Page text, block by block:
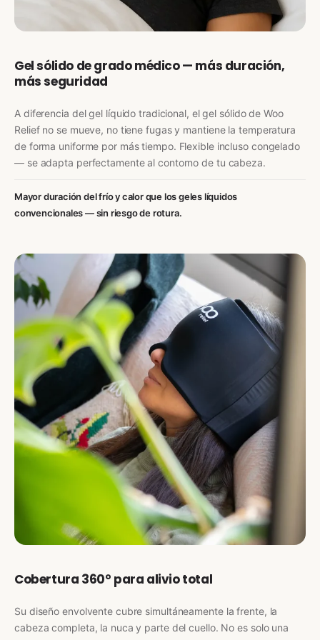
Gel sólido de grado médico — más duración,
más seguridad
A diferencia del gel líquido tradicional, el gel sólido de Woo
Relief no se mueve, no tiene fugas y mantiene la temperatura
de forma uniforme por más tiempo. Flexible incluso congelado
— se adapta perfectamente al contorno de tu cabeza.
Mayor duración del frío y calor que los geles líquidos
convencionales — sin riesgo de rotura.
Cobertura 360° para alivio total
Su diseño envolvente cubre simultáneamente la frente, la
cabeza completa, la nuca y parte del cuello. No es solo una